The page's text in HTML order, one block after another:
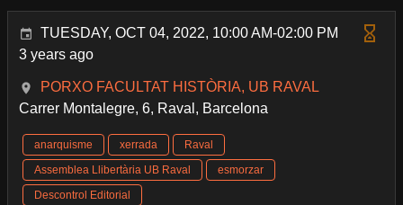
TUESDAY, OCT 04, 2022, 10:00 AM-02:00 PM
3 years ago
PORXO FACULTAT HISTÒRIA, UB RAVAL
Carrer Montalegre, 6, Raval, Barcelona
anarquisme xerrada
Raval
Assemblea Llibertària UB Raval
esmorzar
Descontrol Editorial